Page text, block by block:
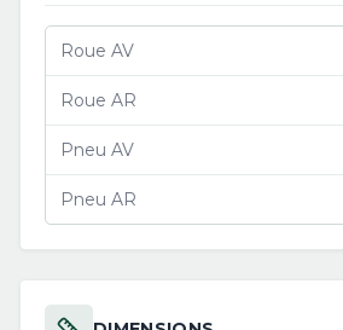
Roue AV
Roue AR
Pneu AV
Pneu AR